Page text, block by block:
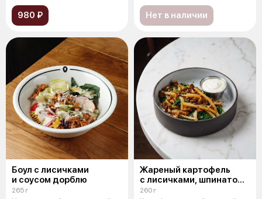
980 ₽ Нет в наличии
Боул с лисичками
и соусом дорблю
265 г
Жареный картофель
с лисичками, шпинатом
и сметаной
260 г